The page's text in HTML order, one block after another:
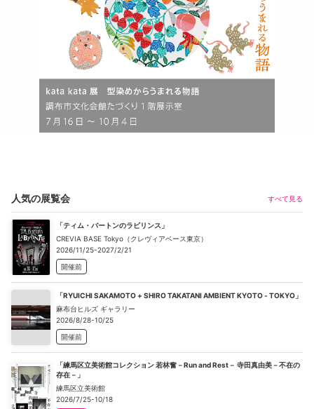
人気の展覧会 すべて見る
「ティム・バートンのラビリンス」
CREVIA BASE Tokyo（クレヴィアベース東京）
2026/11/25-2027/2/21
開催前
「RYUICHI SAKAMOTO + SHIRO TAKATANI AMBIENT KYOTO - TOKYO」
麻布台ヒルズ ギャラリー
2026/8/28-10/25
開催前
「練馬区立美術館コレクション 若林奮－Run and Rest－ 寺田真由美－不在の
存在－」
練馬区立美術館
2026/7/25-10/18